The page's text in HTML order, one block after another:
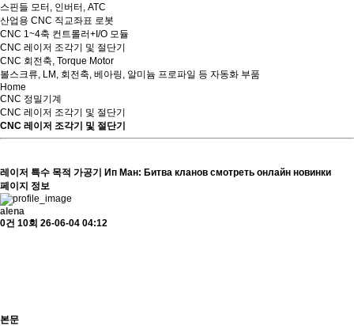
스핀들 모터, 인버터, ATC
산업용 CNC 직교좌표 로봇
CNC 1~4축 컨트롤러+I/O 모듈
CNC 레이저 조각기 및 절단기
CNC 회전축, Torque Motor
볼스크류, LM, 회전축, 베아링, 알미늄 프로파일 등 자동화 부품
Home
CNC 정밀기계
CNC 레이저 조각기 및 절단기
CNC 레이저 조각기 및 절단기
레이저 특수 목적 가공기
Ип Ман: Битва кланов смотреть онлайн новинки
페이지 정보
alena
0건 10회 26-06-04 04:12
본문